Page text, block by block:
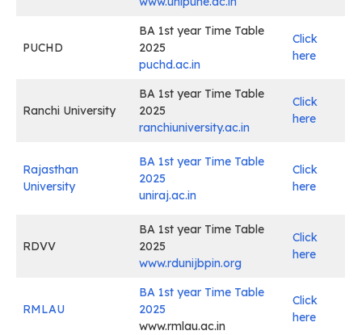
PUCHD
BA 1st year Time Table
2025
puchd.ac.in
Click
here
Ranchi University
BA 1st year Time Table
2025
ranchiuniversity.ac.in
Click
here
Rajasthan
University
BA 1st year Time Table
2025
uniraj.ac.in
Click
here
RDVV
BA 1st year Time Table
2025
www.rdunijbpin.org
Click
here
RMLAU
BA 1st year Time Table
2025
www.rmlau.ac.in
Click
here